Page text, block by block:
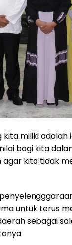
miliki
bagi kita
kita tidak
untuk terus
sebagai